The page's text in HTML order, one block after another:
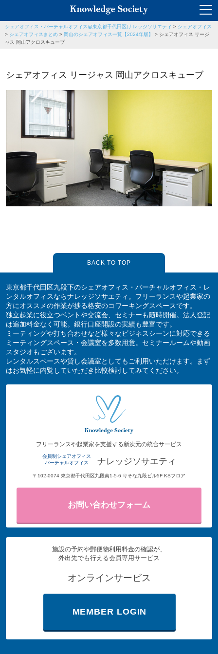
シェアオフィス・バーチャルオフィス@東京都千代田区|ナレッジソサエティ > シェアオフィス
> シェアオフィスまとめ > 岡山のシェアオフィス一覧【2024年版】 > シェアオフィス リージ
ャス 岡山アクロスキューブ
シェアオフィス リージャス 岡山アクロスキューブ
BACK TO TOP
東京都千代田区九段下のシェアオフィス・バーチャルオフィス・レ
ンタルオフィスならナレッジソサエティ。フリーランスや起業家の
方にオススメの作業が捗る格安のコワーキングスペースです。
独立起業に役立つベントや交流会、セミナーも随時開催。法人登記
は追加料金なく可能。銀行口座開設の実績も豊富です。
ミーティングや打ち合わせなど様々なビジネスシーンに対応できる
ミーティングスペース・会議室を多数用意。セミナールームや動画
スタジオもございます。
レンタルスペースや貸し会議室としてもご利用いただけます。まず
はお気軽に内覧していただき比較検討してみてください。
フリーランスや起業家を支援する新次元の統合サービス
会員制シェアオフィス
バーチャルオフィス
ナレッジソサエティ
〒102-0074 東京都千代田区九段南1-5-6 りそな九段ビル5F KSフロア
お問い合わせフォーム
施設の予約や郵便物利用料金の確認が、
外出先でも行える会員専用サービス
オンラインサービス
MEMBER LOGIN